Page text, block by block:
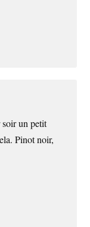
soir un petit
Pinot noir,